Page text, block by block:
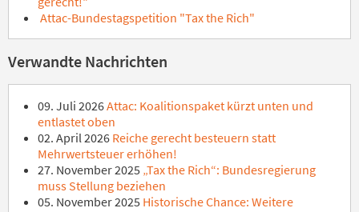
Attac-Bundestagspetition "Tax the Rich"
Verwandte Nachrichten
09. Juli 2026Attac: Koalitionspaket kürzt unten und
entlastet oben
02. April 2026 Reiche gerecht besteuern statt
Mehrwertsteuer erhöhen!
27. November 2025 „Tax the Rich“: Bundesregierung
muss Stellung beziehen
05. November 2025 Historische Chance: Weitere